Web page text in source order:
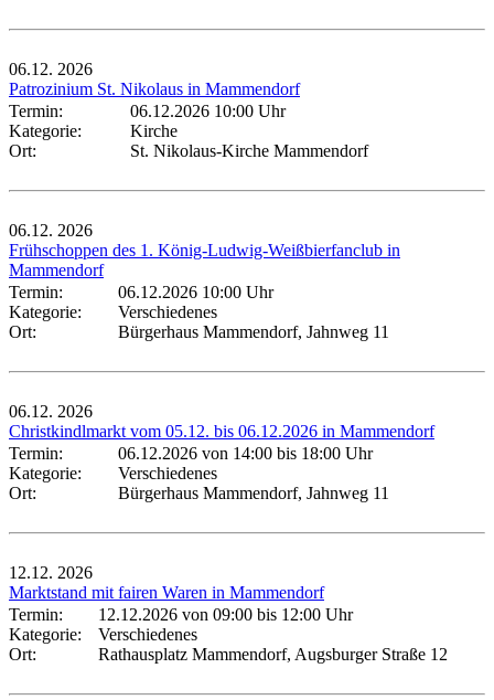
06.12. 2026
Patrozinium St. Nikolaus in Mammendorf
Termin:
06.12.2026 10:00 Uhr
Kategorie:
Kirche
Ort:
St. Nikolaus-Kirche Mammendorf
06.12. 2026
Frühschoppen des 1. König-Ludwig-Weißbierfanclub in
Mammendorf
Termin:
06.12.2026 10:00 Uhr
Kategorie:
Verschiedenes
Ort:
Bürgerhaus Mammendorf, Jahnweg 11
06.12. 2026
Christkindlmarkt vom 05.12. bis 06.12.2026 in Mammendorf
Termin:
06.12.2026 von 14:00 bis 18:00 Uhr
Kategorie:
Verschiedenes
Ort:
Bürgerhaus Mammendorf, Jahnweg 11
12.12. 2026
Marktstand mit fairen Waren in Mammendorf
Termin:
12.12.2026 von 09:00 bis 12:00 Uhr
Kategorie:
Verschiedenes
Ort:
Rathausplatz Mammendorf, Augsburger Straße 12